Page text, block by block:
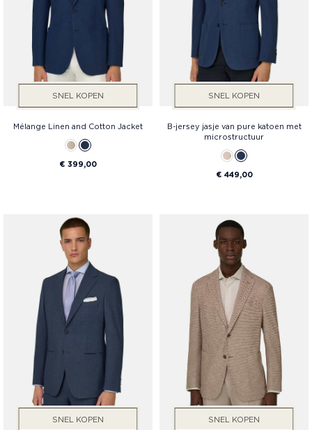
SNEL KOPEN
Mélange Linen and Cotton Jacket
€ 399,00
SNEL KOPEN
B-jersey jasje van pure katoen met
microstructuur
€ 449,00
SNEL KOPEN SNEL KOPEN